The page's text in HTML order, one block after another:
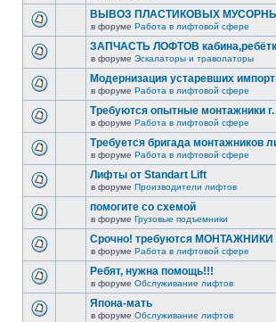
ВЫВОЗ ПЛАСТИКОВЫХ
в форуме Работа в лифтовой сфере
ЗАПЧАСТЬ ЛОФТОВ
в форуме Эскалаторы и траволаторы
Модернизация устаревших
в форуме Работа в лифтовой сфере
Требуются опытные монтажники
в форуме Работа в лифтовой сфере
Требуется бригада монтажников
в форуме Работа в лифтовой сфере
Лифты от Standart Lift
в форуме Производители лифтов
помогите со схемой
в форуме Грузовые подъемники
Срочно! требуются МОНТАЖНИКИ
в форуме Работа в лифтовой сфере
Ребят, нужна помощь!!!
в форуме Обслуживание лифтов
Япона-мать
в форуме Обслуживание лифтов